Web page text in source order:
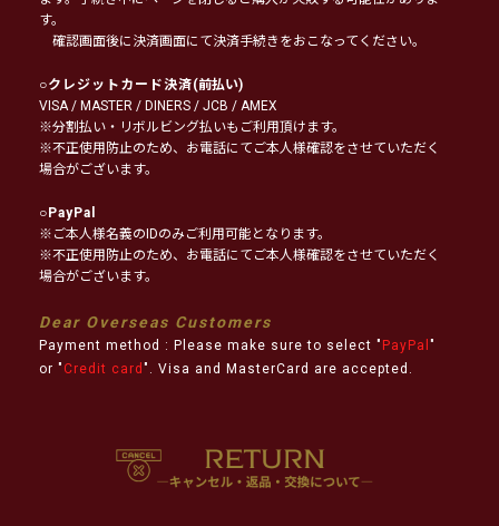
す。
確認画面後に決済画面にて決済手続きをおこなってください。
○クレジットカード決済(前払い)
VISA / MASTER / DINERS / JCB / AMEX
※分割払い・リボルビング払いもご利用頂けます。
※不正使用防止のため、お電話にてご本人様確認をさせていただく
場合がございます。
○PayPal
※ご本人様名義のIDのみご利用可能となります。
※不正使用防止のため、お電話にてご本人様確認をさせていただく
場合がございます。
Dear Overseas Customers
Payment method : Please make sure to select " PayPal "
or " Credit card ". Visa and MasterCard are accepted.